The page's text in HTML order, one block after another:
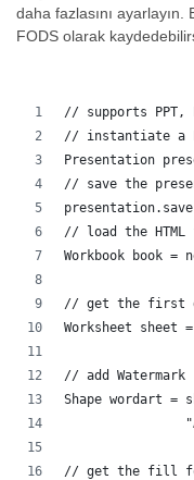
daha fazlasını
FODS olarak
// supports PPT,
// instantiate a
Presentation
// save the
// load the
Workbook book =
// get the first
Worksheet sheet
// add Watermark
Shape wordart =
// get the fill